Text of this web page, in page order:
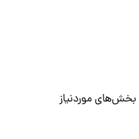
بخش‌های موردنیاز